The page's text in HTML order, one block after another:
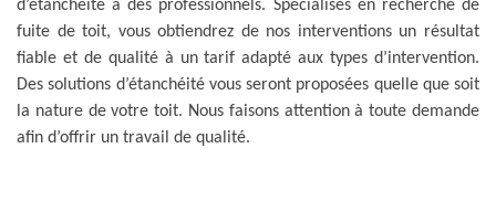
d’étanchéité à des professionnels. Spécialisés en recherche de
fuite de toit, vous obtiendrez de nos interventions un résultat
fiable et de qualité à un tarif adapté aux types d’intervention.
Des solutions d’étanchéité vous seront proposées quelle que soit
la nature de votre toit. Nous faisons attention à toute demande
afin d’offrir un travail de qualité.